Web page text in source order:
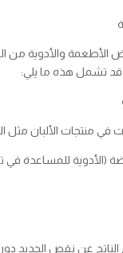
الأطعمة والأدوية
تشمل هذه ما يلي:
في منتجات الألبان مثل
(الأدوية للمساعدة في
الناتج عن نقص الحديد